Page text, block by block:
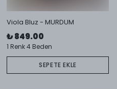
Viola Bluz - MURDUM
₺ 849.00
1 Renk 4 Beden
SEPETE EKLE